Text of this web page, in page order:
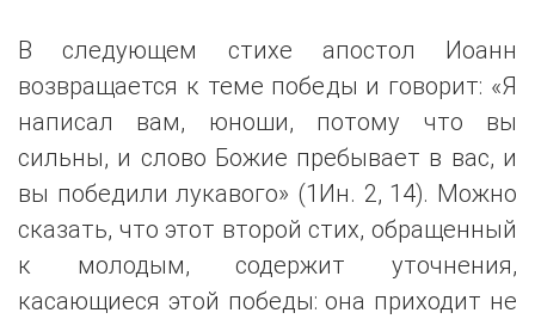
В следующем стихе апостол Иоанн
возвращается к теме победы и говорит: «Я
написал вам, юноши, потому что вы
сильны, и слово Божие пребывает в вас, и
вы победили лукавого» (1Ин. 2, 14). Можно
сказать, что этот второй стих, обращенный
к молодым, содержит уточнения,
касающиеся этой победы: она приходит не